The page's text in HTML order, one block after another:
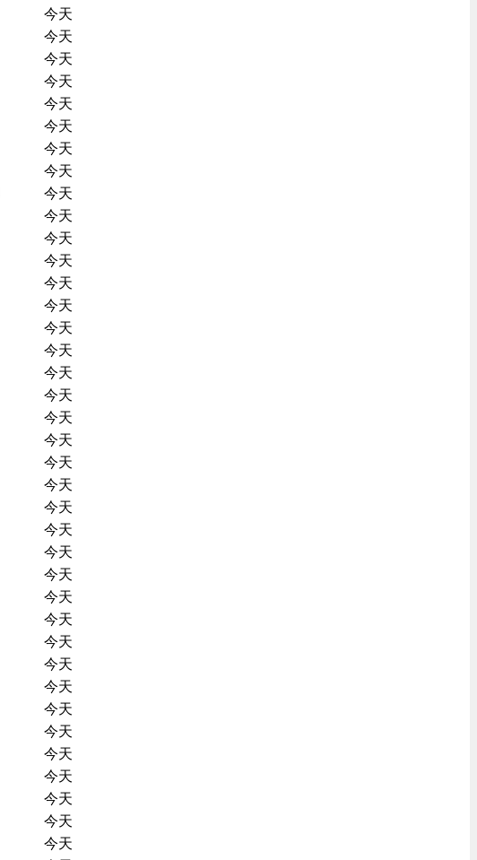
今天
今天
今天
今天
今天
今天
今天
今天
今天
今天
今天
今天
今天
今天
今天
今天
今天
今天
今天
今天
今天
今天
今天
今天
今天
今天
今天
今天
今天
今天
今天
今天
今天
今天
今天
今天
今天
今天